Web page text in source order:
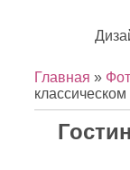
Главная »
классическом